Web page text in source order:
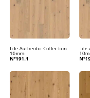
Life Authentic Collection
10mm
N°191.1
Life